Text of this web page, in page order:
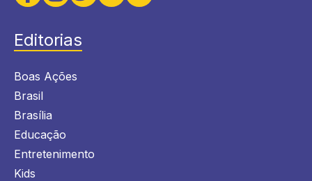
Editorias
Boas Ações
Brasil
Brasília
Educação
Entretenimento
Kids